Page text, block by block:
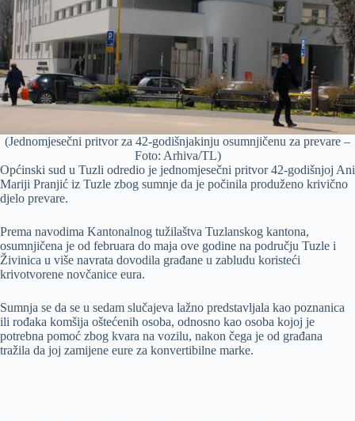
(Jednomjesečni pritvor za 42-godišnjakinju osumnjičenu za prevare –
Foto: Arhiva/TL)
Općinski sud u Tuzli odredio je jednomjesečni pritvor 42-godišnjoj Ani
Mariji Pranjić iz Tuzle zbog sumnje da je počinila produženo krivično
djelo prevare.
Prema navodima Kantonalnog tužilaštva Tuzlanskog kantona,
osumnjičena je od februara do maja ove godine na području Tuzle i
Živinica u više navrata dovodila građane u zabludu koristeći
krivotvorene novčanice eura.
Sumnja se da se u sedam slučajeva lažno predstavljala kao poznanica
ili rođaka komšija oštećenih osoba, odnosno kao osoba kojoj je
potrebna pomoć zbog kvara na vozilu, nakon čega je od građana
tražila da joj zamijene eure za konvertibilne marke.